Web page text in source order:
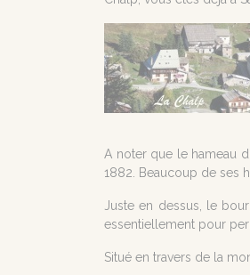
A noter que le hameau
1882. Beaucoup de ses
Juste en dessus, le
essentiellement pour
Situé en travers de la